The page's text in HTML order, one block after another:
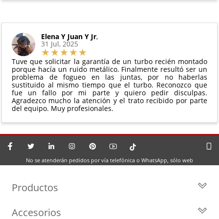
Elena Y Juan Y Jr,
31 Jul, 2025
Tuve que solicitar la garantía de un turbo recién montado
porque hacía un ruido metálico. Finalmente resultó ser un
problema de fogueo en las juntas, por no haberlas
sustituido al mismo tiempo que el turbo. Reconozco que
fue un fallo por mi parte y quiero pedir disculpas.
Agradezco mucho la atención y el trato recibido por parte
del equipo. Muy profesionales.
No se atenderán pedidos por vía telefónica o WhatsApp, sólo web
Productos
Turbos por Marca
Accesorios